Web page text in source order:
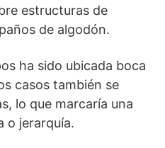
estructuras de
de algodón.
ha sido ubicada boca
casos también se
lo que marcaría una
o jerarquía.